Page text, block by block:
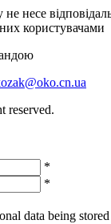
несе
користувачами
reserved.
*
*
data being